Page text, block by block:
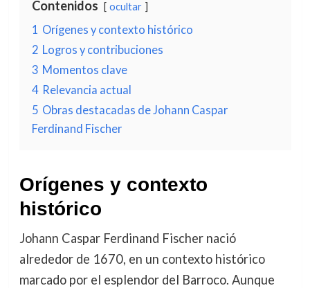
Contenidos ocultar
1 Orígenes y contexto histórico
2 Logros y contribuciones
3 Momentos clave
4 Relevancia actual
5 Obras destacadas de Johann Caspar
Ferdinand Fischer
Orígenes y contexto
histórico
Johann Caspar Ferdinand Fischer nació
alrededor de 1670, en un contexto histórico
marcado por el esplendor del Barroco. Aunque